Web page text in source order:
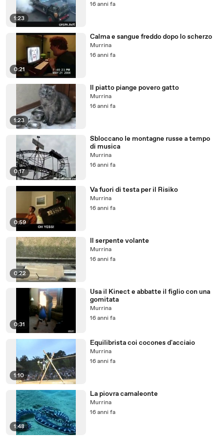
1:23
16 anni fa
0:21
Calma e sangue freddo dopo lo scherzo
Murrina
16 anni fa
1:23
Il piatto piange povero gatto
Murrina
16 anni fa
0:17
Sbloccano le montagne russe a tempo
di musica
Murrina
16 anni fa
0:59
Va fuori di testa per il Risiko
Murrina
16 anni fa
0:22
Il serpente volante
Murrina
16 anni fa
0:31
Usa il Kinect e abbatte il figlio con una
gomitata
Murrina
16 anni fa
1:10
Equilibrista coi cocones d'acciaio
Murrina
16 anni fa
1:48
La piovra camaleonte
Murrina
16 anni fa